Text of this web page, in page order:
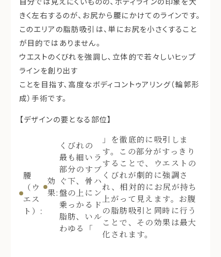
きく左右するのが、お尻から腰にかけてのラインです。
このエリアの脂肪吸引は、単にお尻を小さくすること
が目的ではありません。
ウエストのくびれを強調し、立体的で若々しいヒップ
ラインを創り出す
ことを目指す、高度なボディコントゥアリング（輪郭形
成）手術です。
【デザインの要となる部位】
腰
（ウ
エス
ト）:
効
果:
くびれの
最も細い
部分のす
ぐ下、骨
盤の上に
乗っかる
脂肪、い
わゆる「
ラ
ブ
ハ
ン
ド
ル
」を徹底的に吸引しま
す。この部分がすっきり
することで、ウエストの
くびれが劇的に強調さ
れ、相対的にお尻が持ち
上がって見えます。お腹
の脂肪吸引と同時に行う
ことで、その効果は最大
化されます。